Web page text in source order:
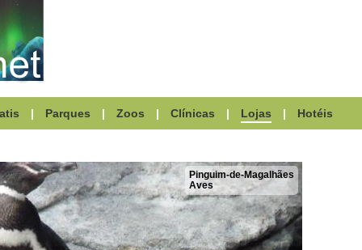
| Parques | Zoos | Clínicas | Lojas | Hotéis
Pinguim-de-Magalhães
Aves